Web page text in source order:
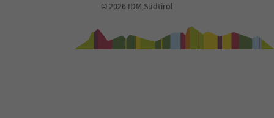
© 2026 IDM Südtirol